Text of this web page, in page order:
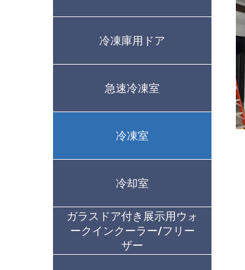
冷凍庫用ドア
急速冷凍室
冷凍室
冷却室
ガラスドア付き展示用ウォ
ークインクーラー/フリー
ザー